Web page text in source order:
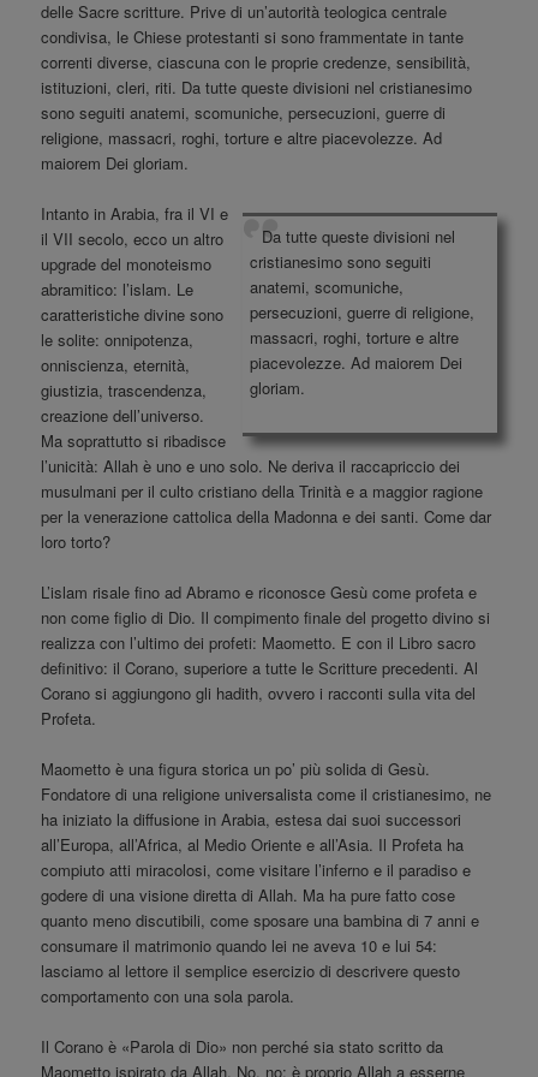
delle Sacre scritture. Prive di un’autorità teologica centrale
condivisa, le Chiese protestanti si sono frammentate in tante
correnti diverse, ciascuna con le proprie credenze, sensibilità,
istituzioni, cleri, riti. Da tutte queste divisioni nel cristianesimo
sono seguiti anatemi, scomuniche, persecuzioni, guerre di
religione, massacri, roghi, torture e altre piacevolezze. Ad
maiorem Dei gloriam.
Da tutte queste divisioni nel
cristianesimo sono seguiti
anatemi, scomuniche,
persecuzioni, guerre di religione,
massacri, roghi, torture e altre
piacevolezze. Ad maiorem Dei
gloriam.
Intanto in Arabia, fra il VI e
il VII secolo, ecco un altro
upgrade del monoteismo
abramitico: l’islam. Le
caratteristiche divine sono
le solite: onnipotenza,
onniscienza, eternità,
giustizia, trascendenza,
creazione dell’universo.
Ma soprattutto si ribadisce
l’unicità: Allah è uno e uno solo. Ne deriva il raccapriccio dei
musulmani per il culto cristiano della Trinità e a maggior ragione
per la venerazione cattolica della Madonna e dei santi. Come dar
loro torto?
L’islam risale fino ad Abramo e riconosce Gesù come profeta e
non come figlio di Dio. Il compimento finale del progetto divino si
realizza con l’ultimo dei profeti: Maometto. E con il Libro sacro
definitivo: il Corano, superiore a tutte le Scritture precedenti. Al
Corano si aggiungono gli hadith, ovvero i racconti sulla vita del
Profeta.
Maometto è una figura storica un po’ più solida di Gesù.
Fondatore di una religione universalista come il cristianesimo, ne
ha iniziato la diffusione in Arabia, estesa dai suoi successori
all’Europa, all’Africa, al Medio Oriente e all’Asia. Il Profeta ha
compiuto atti miracolosi, come visitare l’inferno e il paradiso e
godere di una visione diretta di Allah. Ma ha pure fatto cose
quanto meno discutibili, come sposare una bambina di 7 anni e
consumare il matrimonio quando lei ne aveva 10 e lui 54:
lasciamo al lettore il semplice esercizio di descrivere questo
comportamento con una sola parola.
Il Corano è «Parola di Dio» non perché sia stato scritto da
Maometto ispirato da Allah. No, no: è proprio Allah a esserne